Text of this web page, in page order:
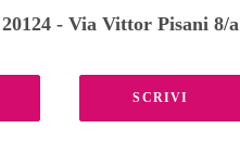
- Via Vittor Pisani 8/a
SCRIVI